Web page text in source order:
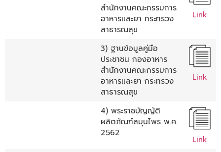
สำนักงานคณะกรรมการ
อาหารและยา กระทรวง
สาธารณสุข
Link
3) ฐานข้อมูลคู่มือ
ประชาชน กองอาหาร
สำนักงานคณะกรรมการ
อาหารและยา กระทรวง
สาธารณสุข
Link
4) พระราชบัญญัติ
ผลิตภัณฑ์สมุนไพร พ.ศ.
2562
Link